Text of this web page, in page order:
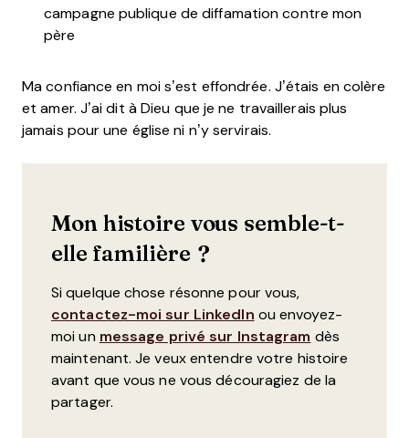
campagne publique de diffamation contre mon
père
Ma confiance en moi s’est effondrée. J’étais en colère
et amer. J’ai dit à Dieu que je ne travaillerais plus
jamais pour une église ni n’y servirais.
Mon histoire vous semble-t-
elle familière ?
​​Si quelque chose résonne pour vous,
contactez-moi sur LinkedIn ou envoyez-
moi un message privé sur Instagram dès
maintenant. Je veux entendre votre histoire
avant que vous ne vous découragiez de la
partager.